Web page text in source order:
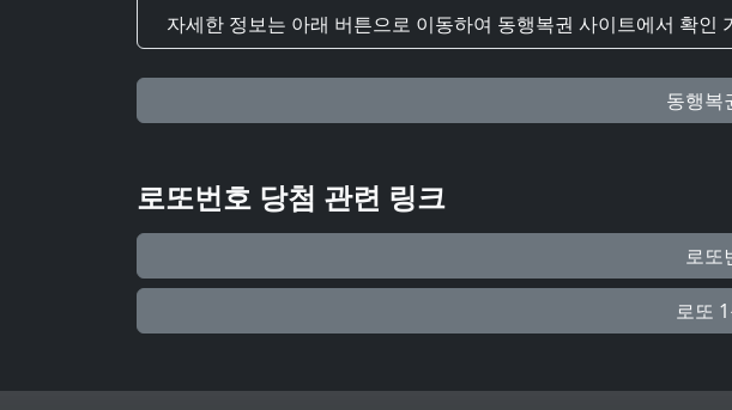
자세한 정보는 아래 버튼으로 이동하여 동행복권 사이트에서 확인
동행복
로또번호 당첨 관련 링크
로또
로또